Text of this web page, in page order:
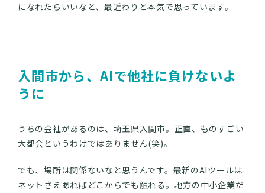
になれたらいいなと、最近わりと本気で思っています。
入間市から、AIで他社に負けないよ
うに
うちの会社があるのは、埼玉県入間市。正直、ものすごい
大都会というわけではありません(笑)。
でも、場所は関係ないなと思うんです。最新のAIツールは
ネットさえあればどこからでも触れる。地方の中小企業だ